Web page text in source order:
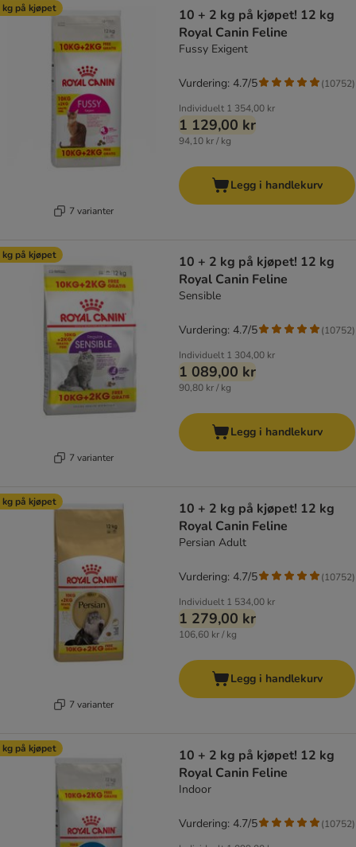
kg på kjøpet
7 varianter
10 + 2 kg på kjøpet! 12 kg
Royal Canin Feline
Fussy Exigent
Individuelt 1 354,00 kr
1 129,00 kr
94,10 kr / kg
Vurdering: 4.7/5 (10752)
Legg i handlekurv
kg på kjøpet
7 varianter
10 + 2 kg på kjøpet! 12 kg
Royal Canin Feline
Sensible
Individuelt 1 304,00 kr
1 089,00 kr
90,80 kr / kg
Vurdering: 4.7/5 (10752)
Legg i handlekurv
kg på kjøpet
7 varianter
10 + 2 kg på kjøpet! 12 kg
Royal Canin Feline
Persian Adult
Individuelt 1 534,00 kr
1 279,00 kr
106,60 kr / kg
Vurdering: 4.7/5 (10752)
Legg i handlekurv
kg på kjøpet
10 + 2 kg på kjøpet! 12 kg
Royal Canin Feline
Indoor
Vurdering: 4.7/5 (10752)